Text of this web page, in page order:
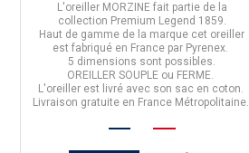
L'oreiller MORZINE fait partie de la
collection Premium Legend 1859.
Haut de gamme de la marque cet oreiller
est fabriqué en France par Pyrenex.
5 dimensions sont possibles.
OREILLER SOUPLE ou FERME.
L'oreiller est livré avec son sac en coton.
Livraison gratuite en France Métropolitaine.